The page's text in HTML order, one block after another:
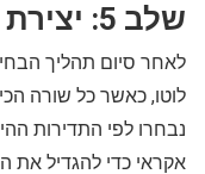
שלב 5: יצירת שורות
לאחר סיום תהליך
נבחרו לפי התדירות
אקראי כדי להגדיל את